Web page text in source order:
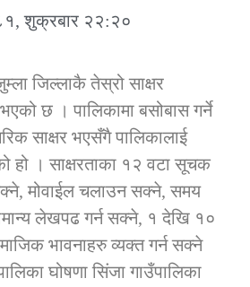
कार्यालय जुम्लाको सुचना सन्देश
प्रविधि शिक्षालय जुम्लाको सुचना
शुक्रबार २२:२०
जिल्लाकै तेस्रो साक्षर
छ । पालिकामा बसोबास गर्ने
साक्षर भएसँगै पालिकालाई
हो । साक्षरताका १२ वटा सूचक
मोवाईल चलाउन सक्ने, समय
लेखपढ गर्न सक्ने, १ देखि १०
भावनाहरु व्यक्त गर्न सक्ने
घोषणा सिंजा गाउँपालिका